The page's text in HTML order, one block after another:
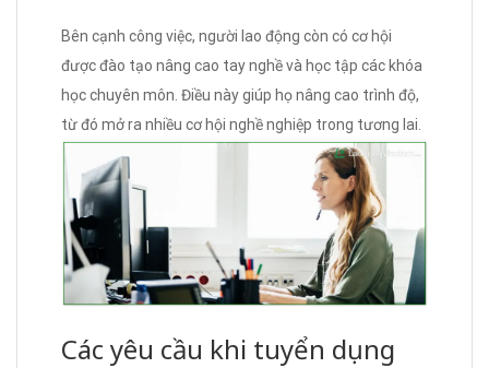
Bên cạnh công việc, người lao động còn có cơ hội
được đào tạo nâng cao tay nghề và học tập các khóa
học chuyên môn. Điều này giúp họ nâng cao trình độ,
từ đó mở ra nhiều cơ hội nghề nghiệp trong tương lai.
Các yêu cầu khi tuyển dụng